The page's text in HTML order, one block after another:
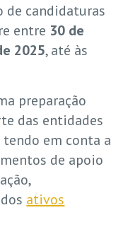
de candidaturas
entre 30 de
2025, até às
preparação
das entidades
em conta a
de apoio
ativos